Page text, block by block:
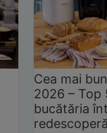
Cea mai
2026 –
bucătăria